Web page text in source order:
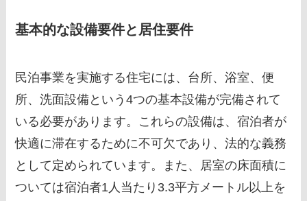
基本的な設備要件と居住要件
民泊事業を実施する住宅には、台所、浴室、便
所、洗面設備という4つの基本設備が完備されて
いる必要があります。これらの設備は、宿泊者が
快適に滞在するために不可欠であり、法的な義務
として定められています。また、居室の床面積に
ついては宿泊者1人当たり3.3平方メートル以上を